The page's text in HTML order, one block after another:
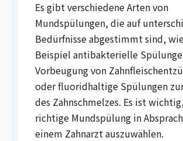
Es gibt verschiedene Arten von
Mundspülungen, die auf
Bedürfnisse abgestimmt sind,
Beispiel antibakterielle
Vorbeugung von
oder fluoridhaltige Spülungen
des Zahnschmelzes. Es ist
richtige Mundspülung in
einem Zahnarzt auszuwählen.